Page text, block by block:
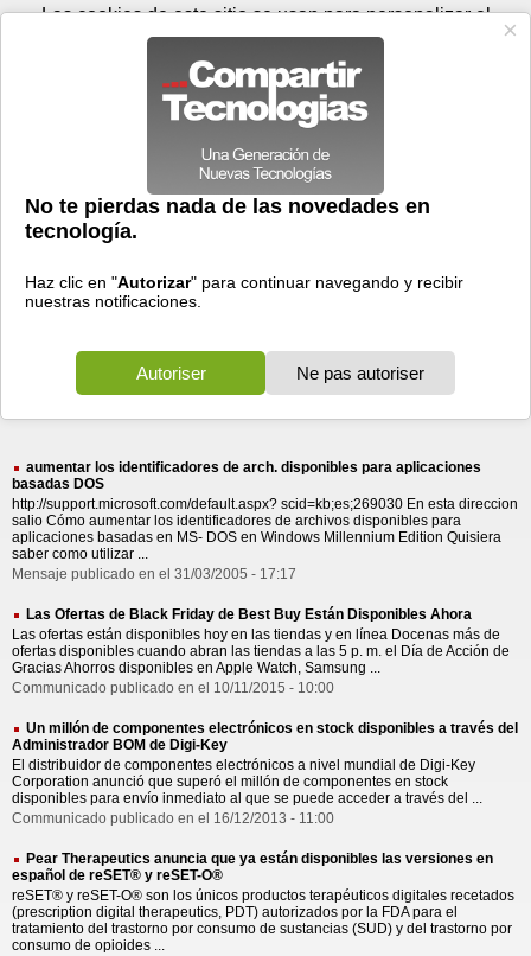
Prensa Videos
> disponibles
disponibles
5293 resultados Ordenar por fecha-Ordenar por pertinencia
aumentar los identificadores de arch. disponibles para aplicaciones
basadas DOS
http://support.microsoft.com/default.aspx? scid=kb;es;269030 En esta direccion
salio Cómo aumentar los identificadores de archivos disponibles para
aplicaciones basadas en MS- DOS en Windows Millennium Edition Quisiera
saber como utilizar ...
Mensaje publicado en el 31/03/2005 - 17:17
Las Ofertas de Black Friday de Best Buy Están Disponibles Ahora
Las ofertas están disponibles hoy en las tiendas y en línea Docenas más de
ofertas disponibles cuando abran las tiendas a las 5 p. m. el Día de Acción de
Gracias Ahorros disponibles en Apple Watch, Samsung ...
Communicado publicado en el 10/11/2015 - 10:00
Un millón de componentes electrónicos en stock disponibles a través del
Administrador BOM de Digi-Key
El distribuidor de componentes electrónicos a nivel mundial de Digi-Key
Corporation anunció que superó el millón de componentes en stock
disponibles para envío inmediato al que se puede acceder a través del ...
Communicado publicado en el 16/12/2013 - 11:00
Pear Therapeutics anuncia que ya están disponibles las versiones en
español de reSET® y reSET-O®
reSET® y reSET-O® son los únicos productos terapéuticos digitales recetados
(prescription digital therapeutics, PDT) autorizados por la FDA para el
tratamiento del trastorno por consumo de sustancias (SUD) y del trastorno por
consumo de opioides ...
Jueves 06 de agosto - 18:04 Registrar Conectar
Las cookies de este sitio se usan para personalizar el
contenido y los anuncios, para ofrecer funciones de medios
sociales y para analizar el tráfico. Además, compartimos
información sobre el uso que haga del sitio web con nuestros
partners de medios sociales, de publicidad y de análisis
web.
OK